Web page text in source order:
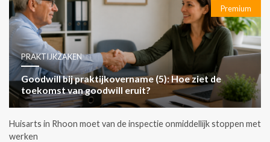
Premium
PRAKTIJKZAKEN
Goodwill bij praktijkovername (5): Hoe ziet de
toekomst van goodwill eruit?
Huisarts in Rhoon moet van de inspectie onmiddellijk stoppen met
werken